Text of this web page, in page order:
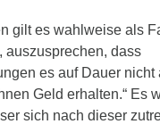
gilt es wahlweise als
auszusprechen, dass
es auf Dauer nicht
Geld erhalten.“ Es
sich nach dieser